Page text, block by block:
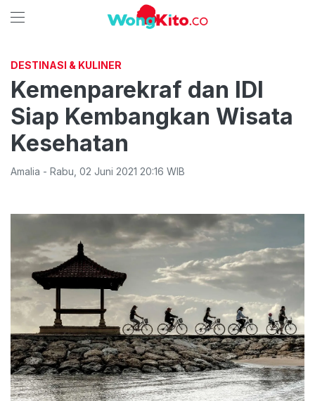
DESTINASI & KULINER
Kemenparekraf dan IDI
Siap Kembangkan Wisata
Kesehatan
Amalia - Rabu 02 Juni 2021 20:16 WIB